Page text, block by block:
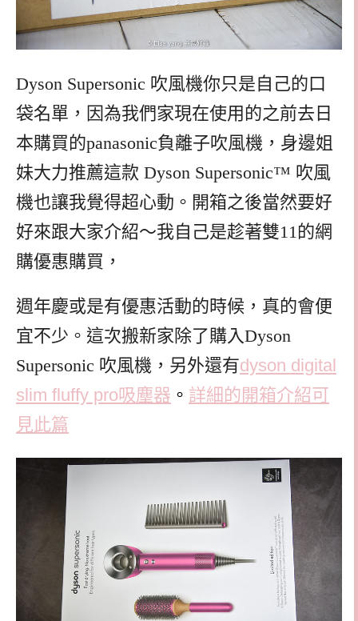
Dyson Supersonic 吹風機你只是自己的口
袋名單，因為我們家現在使用的之前去日
本購買的panasonic負離子吹風機，身邊姐
妹大力推薦這款 Dyson Supersonic™ 吹風
機也讓我覺得超心動。開箱之後當然要好
好來跟大家介紹～我自己是趁著雙11的網
購優惠購買，
週年慶或是有優惠活動的時候，真的會便
宜不少。這次搬新家除了購入Dyson
Supersonic 吹風機，另外還有dyson digital
slim fluffy pro吸塵器 。 詳細的開箱介紹可
見此篇